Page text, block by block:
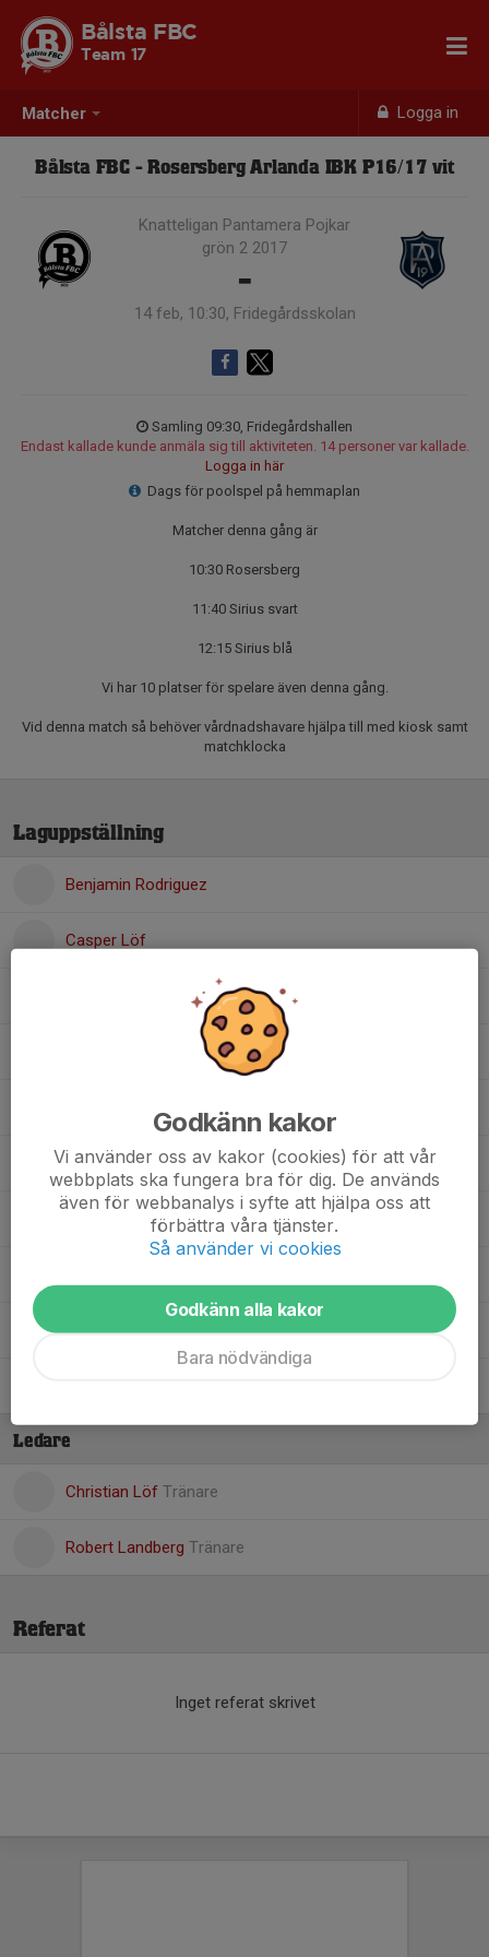
Matcher Logga in
Bålsta FBC
Team 17
Bålsta FBC - Rosersberg Arlanda IBK P16/17 vit
Knatteligan Pantamera Pojkar
grön 2 2017
-
14 feb, 10:30, Fridegårdsskolan
Samling 09:30, Fridegårdshallen
Endast kallade kunde anmäla sig till aktiviteten. 14 personer var kallade.
Logga in här
Dags för poolspel på hemmaplan
Matcher denna gång är
10:30 Rosersberg
11:40 Sirius svart
12:15 Sirius blå
Vi har 10 platser för spelare även denna gång.
Vid denna match så behöver vårdnadshavare hjälpa till med kiosk samt
matchklocka
Laguppställning
Benjamin Rodriguez
Casper Löf
Ivar Lundmark
Lucas Nordh
Simon Landberg
Ledare
Christian Löf Tränare
Robert Landberg Tränare
Referat
Inget referat skrivet
Godkänn kakor
Vi använder oss av kakor (cookies) för att vår
webbplats ska fungera bra för dig. De används
även för webbanalys i syfte att hjälpa oss att
förbättra våra tjänster.
Så använder vi cookies
Godkänn alla kakor
Bara nödvändiga